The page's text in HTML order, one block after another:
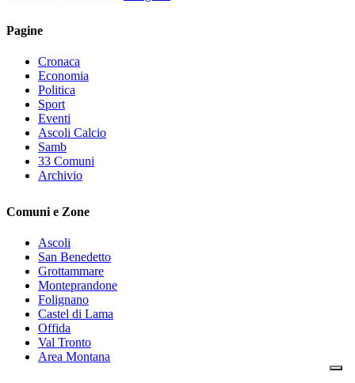
Pagine
Cronaca
Economia
Politica
Sport
Eventi
Ascoli Calcio
Samb
33 Comuni
Archivio
Comuni e Zone
Ascoli
San Benedetto
Grottammare
Monteprandone
Folignano
Castel di Lama
Offida
Val Tronto
Area Montana